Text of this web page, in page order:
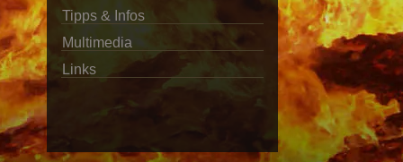
Tipps & Infos
Multimedia
Links